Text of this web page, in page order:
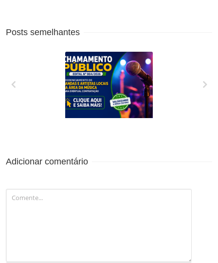
Posts semelhantes
CREDENCIAMENTO
Adicionar comentário